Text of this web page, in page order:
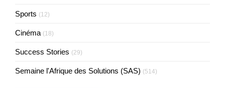
Sports (12)
Cinéma (18)
Success Stories (29)
Semaine l'Afrique des Solutions (SAS) (514)